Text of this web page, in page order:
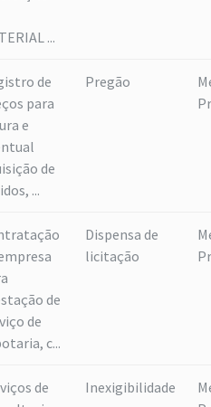
...
de
para
e
de
...
Pregão
de
de
c...
Dispensa de
licitação
de
Inexigibilidade